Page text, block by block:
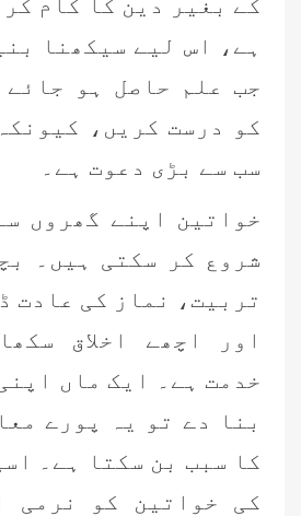
ہے، اس لیے سیکھنا
جب علم حاصل ہو
کو درست کریں،
سب سے بڑی دعوت ہے۔
خواتین اپنے گھروں
شروع کر سکتی ہیں۔
تربیت، نماز کی عادت
اور اچھے اخلاق
خدمت ہے۔ ایک ماں
بنا دے تو یہ پورے
کا سبب بن سکتا ہے۔
کی خواتین کو نرمی